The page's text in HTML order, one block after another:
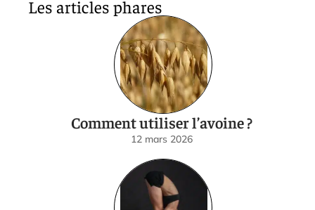
Les articles phares
Comment utiliser l’avoine ?
12 mars 2026